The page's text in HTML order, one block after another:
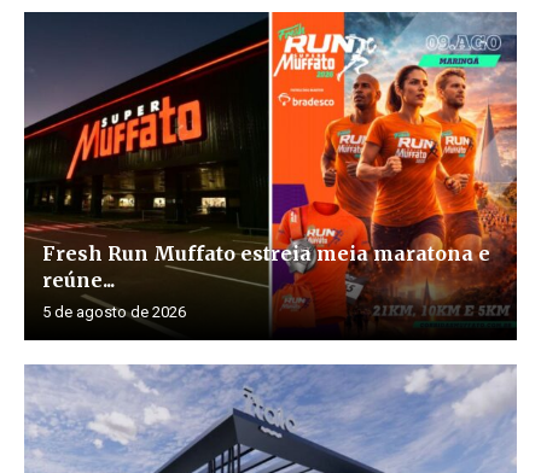
Fresh Run Muffato estreia meia maratona e
reúne...
5 de agosto de 2026